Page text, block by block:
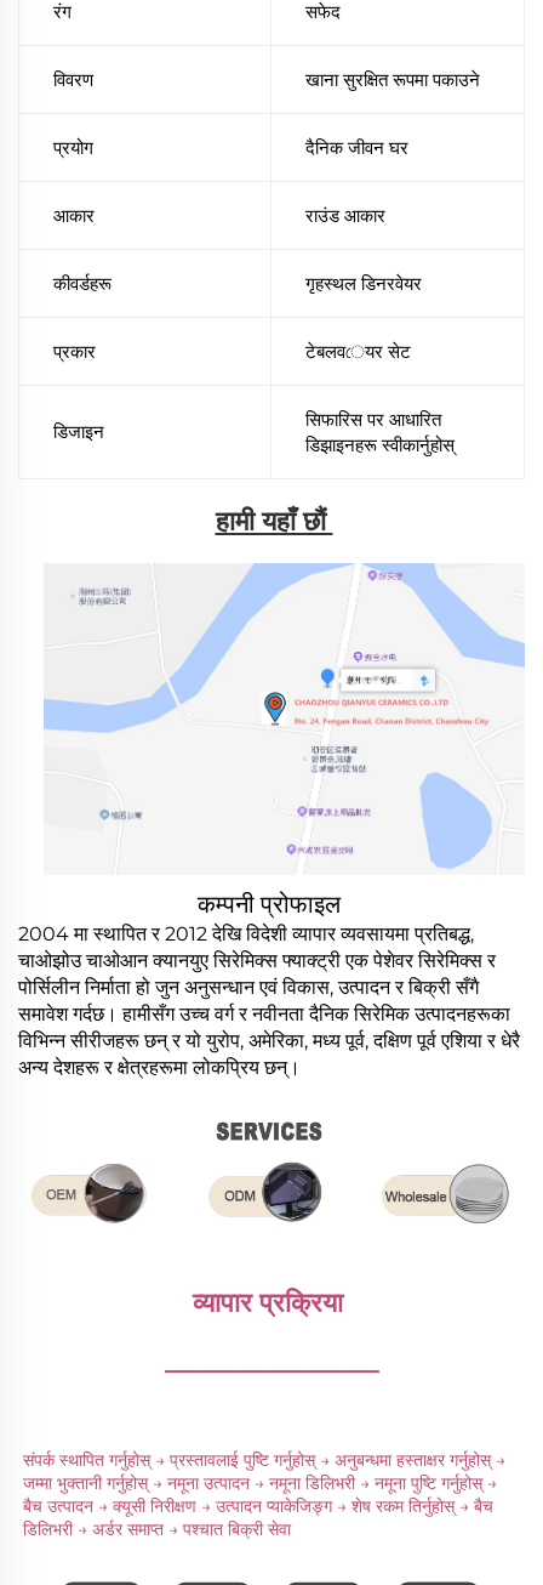
रंग सफेद
विवरण खाना सुरक्षित रूपमा पकाउने
प्रयोग दैनिक जीवन घर
आकार राउंड आकार
कीवर्डहरू गृहस्थल डिनरवेयर
प्रकार टेबलवেयर सेट
डिजाइन
सिफारिस पर आधारित
डिझाइनहरू स्वीकार्नुहोस्
हामी यहाँ छौं
कम्पनी प्रोफाइल
2004 मा स्थापित र 2012 देखि विदेशी व्यापार व्यवसायमा प्रतिबद्ध,
चाओझोउ चाओआन क्यानयुए सिरेमिक्स फ्याक्ट्री एक पेशेवर सिरेमिक्स र
पोर्सिलीन निर्माता हो जुन अनुसन्धान एवं विकास, उत्पादन र बिक्री सँगै
समावेश गर्दछ। हामीसँग उच्च वर्ग र नवीनता दैनिक सिरेमिक उत्पादनहरूका
विभिन्न सीरीजहरू छन् र यो युरोप, अमेरिका, मध्य पूर्व, दक्षिण पूर्व एशिया र धेरै
अन्य देशहरू र क्षेत्रहरूमा लोकप्रिय छन्।
व्यापार प्रक्रिया
________________
संपर्क स्थापित गर्नुहोस् → प्रस्तावलाई पुष्टि गर्नुहोस् → अनुबन्धमा हस्ताक्षर गर्नुहोस् →
जम्मा भुक्तानी गर्नुहोस् → नमूना उत्पादन → नमूना डिलिभरी → नमूना पुष्टि गर्नुहोस् →
बैच उत्पादन → क्यूसी निरीक्षण → उत्पादन प्याकेजिङ्ग → शेष रकम तिर्नुहोस् → बैच
डिलिभरी → अर्डर समाप्त → पश्चात बिक्री सेवा